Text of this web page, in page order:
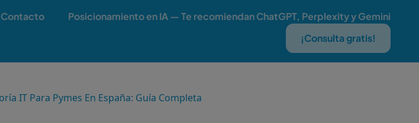
Contacto
Posicionamiento en IA — Te recomiendan ChatGPT, Perplexity y Gemini
¡Consulta gratis!
IT Para Pymes En España: Guía Completa